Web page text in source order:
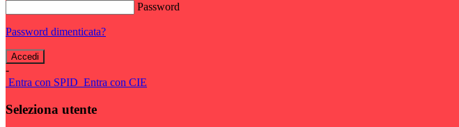
Password
Password dimenticata?
-
Entra con SPID Entra con CIE
Seleziona utente